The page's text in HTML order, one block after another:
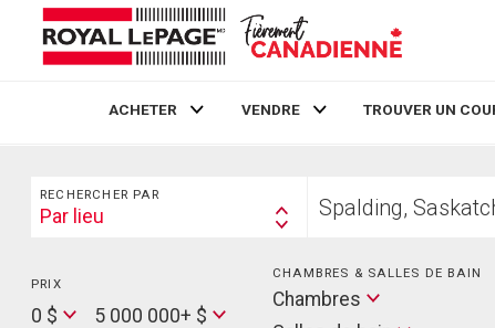
ACHETER VENDRE TROUVER UN
Rechercher
RECHERCHER PAR
Search
Par lieu
votre
PRIX
Price
0 $
Max
5 000 000+ $
CHAMBRES & SALLES DE BAIN
Chambres